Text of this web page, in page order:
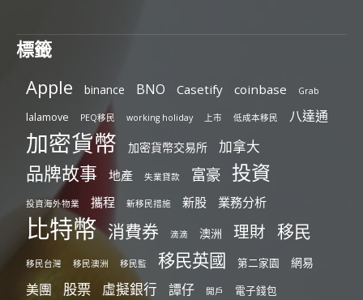
標籤
Apple binance BNO Casetify coinbase Grab
lalamove PEQ移民 working holiday 上市 低成本移民 八達通
加密貨幣 加密貨幣交易所 加拿大
品牌故事 地產 失業貸款 富豪 投資
投資海外物業 攜程 新移民措施 新股 業務分析
比特幣 消費券 滴滴 澳洲 理財 移民
移民台灣 移民澳洲 移民監 移民英國 第二家園 網易
美團 股票 虛擬銀行 譚仔 開戶 電子錢包